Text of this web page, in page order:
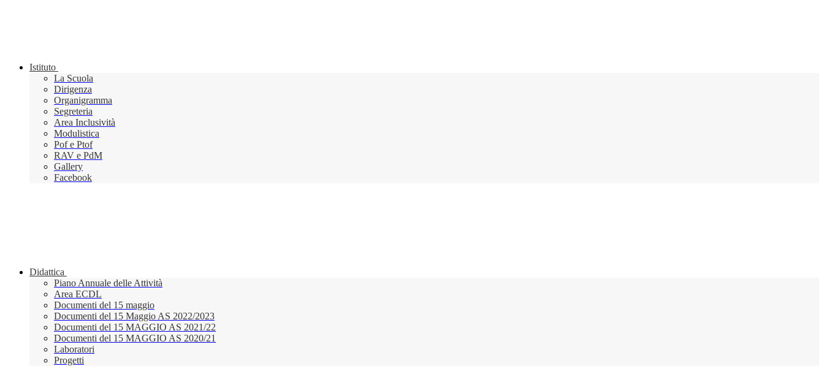
Istituto
La Scuola
Dirigenza
Organigramma
Segreteria
Area Inclusività
Modulistica
Pof e Ptof
RAV e PdM
Gallery
Facebook
Didattica
Piano Annuale delle Attività
Area ECDL
Documenti del 15 maggio
Documenti del 15 Maggio AS 2022/2023
Documenti del 15 MAGGIO AS 2021/22
Documenti del 15 MAGGIO AS 2020/21
Laboratori
Progetti